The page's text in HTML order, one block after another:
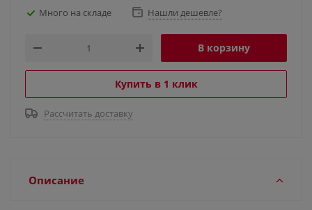
Много на складе Нашли дешевле?
В корзину
Купить в 1 клик
Рассчитать доставку
Описание